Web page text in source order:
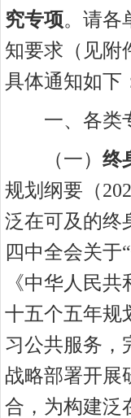
究专项。 请各
知要求（见附
具体通知如下
一、各类
（一） 终
规划纲要（
泛在可及的终
四中全会关于
《中华人民
十五个五年规
习公共服务，
战略部署开展
合，为构建泛